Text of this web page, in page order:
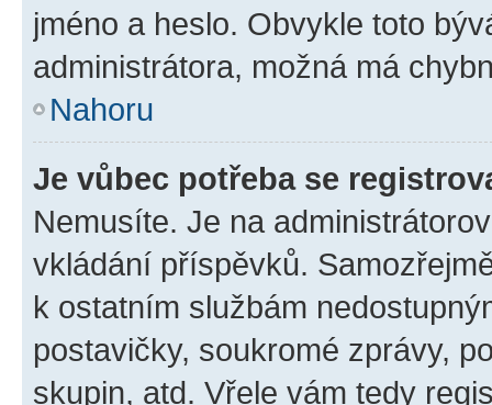
jméno a heslo. Obvykle toto
administrátora, možná má
Nahoru
Je vůbec potřeba se
Nemusíte. Je na
vkládání příspěvků.
k ostatním službám
postavičky, soukromé zprávy,
skupin, atd. Vřele vám tedy